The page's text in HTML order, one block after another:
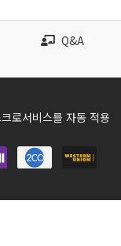
Q&A
로서비스를 자동 적용